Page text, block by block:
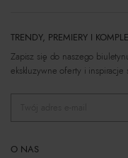
TRENDY, PREMIERY I
Zapisz się do naszego
ekskluzywne oferty i inspiracje
O NAS